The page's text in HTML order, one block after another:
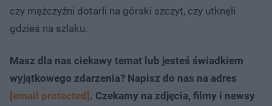
czy mężczyźni dotarli na górski szczyt, czy utknęli
gdzieś na szlaku.
Masz dla nas ciekawy temat lub jesteś świadkiem
wyjątkowego zdarzenia? Napisz do nas na adres
[email protected] . Czekamy na zdjęcia, filmy i newsy